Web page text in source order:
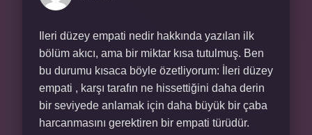
Ileri düzey empati nedir hakkında yazılan ilk
bölüm akıcı, ama bir miktar kısa tutulmuş. Ben
bu durumu kısaca böyle özetliyorum: İleri düzey
empati , karşı tarafın ne hissettiğini daha derin
bir seviyede anlamak için daha büyük bir çaba
harcanmasını gerektiren bir empati türüdür.